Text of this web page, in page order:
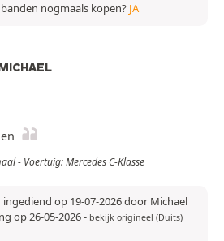
nogmaals kopen? JA
- Voertuig: Mercedes C-Klasse
op 19-07-2026 door Michael
op 26-05-2026- bekijk origineel (Duits)